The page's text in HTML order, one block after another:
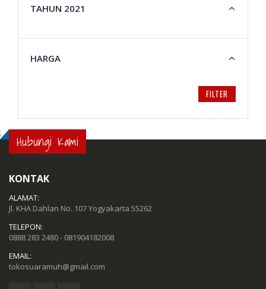
TAHUN 2021
HARGA
FILTER
; Hubungi Kami
KONTAK
ALAMAT:
Jl. KHA Dahlan No. 107 Yogyakarta 55262
TELEPON:
0888 283 2480 - 081904182008
EMAIL:
tokosuaramuh@gmail.com